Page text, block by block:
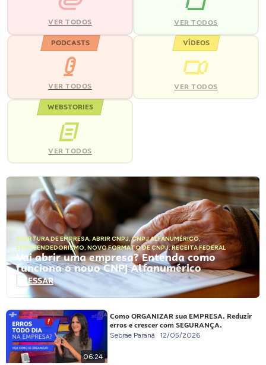
VER TODOS VER TODOS
PODCASTS
VER TODOS
VÍDEOS
VER TODOS
WEBSTORIES
VER TODOS
ABERTURA DE EMPRESA, ABRIR CNPJ,CNPJ ALFANUMÉRICO,
EMPREENDEDORISMO, NOVO FORMATO DE CNPJ,RECEITA FEDERAL
Vai abrir uma empresa? Entenda como
funciona o novo CNPJ Alfanumérico
ACESSAR
06:24
Como ORGANIZAR sua EMPRESA. Reduzir
erros e crescer com SEGURANÇA.
Sebrae Paraná 12/05/2026